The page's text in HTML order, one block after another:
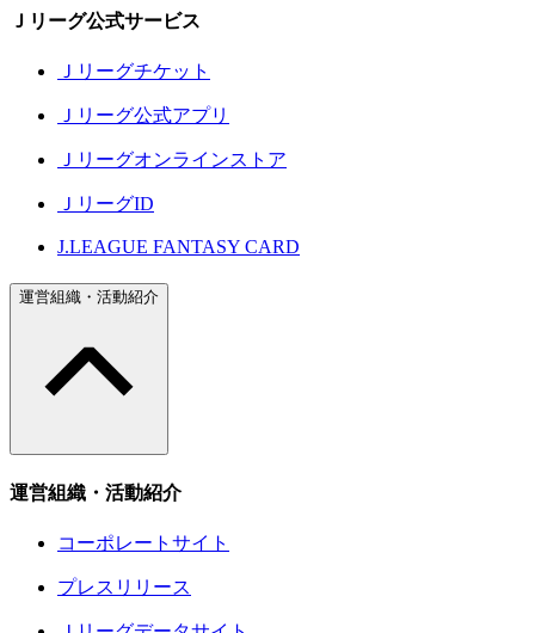
Ｊリーグ公式サービス
Ｊリーグチケット
Ｊリーグ公式アプリ
Ｊリーグオンラインストア
ＪリーグID
J.LEAGUE FANTASY CARD
運営組織・活動紹介
運営組織・活動紹介
コーポレートサイト
プレスリリース